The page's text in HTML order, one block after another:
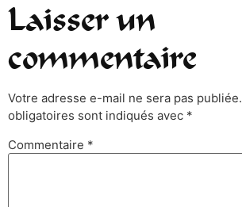
Laisser un
commentaire
Votre adresse e-mail ne sera pas publiée.
obligatoires sont indiqués avec *
Commentaire *